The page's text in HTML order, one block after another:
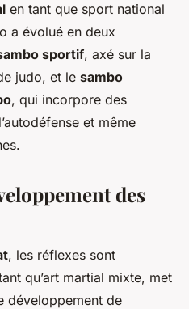
en tant que sport national
a évolué en deux
sportif, axé sur la
judo, et le sambo
, qui incorpore des
et même
des
, les réflexes sont
qu’art martial mixte, met
développement de